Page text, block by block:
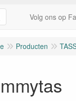
Zoeken Volg ons op
Producten